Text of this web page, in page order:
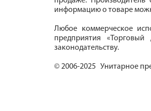
информацию о товаре
Любое коммерческое
предприятия
законодательству.
© 2006-2025 Унитарное